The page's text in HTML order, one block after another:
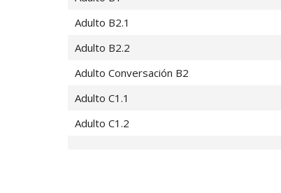
Adulto B2.1
Adulto B2.2
Adulto Conversación B2
Adulto C1.1
Adulto C1.2